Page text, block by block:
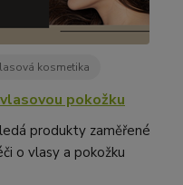
kosmetika
pokožku
produkty zaměřené
o vlasy a pokožku